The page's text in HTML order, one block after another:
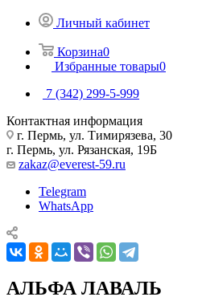
Личный кабинет
Корзина0
Избранные товары0
7 (342) 299-5-999
Контактная информация
г. Пермь, ул. Тимирязева, 30
г. Пермь, ул. Рязанская, 19Б
zakaz@everest-59.ru
Telegram
WhatsApp
АЛЬФА ЛАВАЛЬ